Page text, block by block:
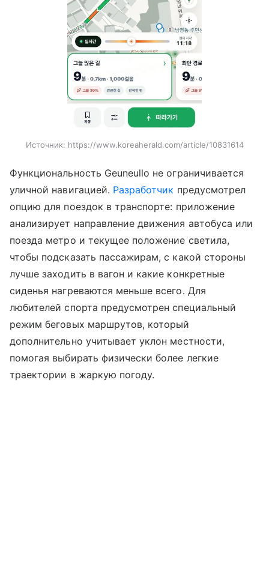
Источник: https://www.koreaherald.com/article/10831614
Функциональность Geuneullo не ограничивается
уличной навигацией. Разработчик предусмотрел
опцию для поездок в транспорте: приложение
анализирует направление движения автобуса или
поезда метро и текущее положение светила,
чтобы подсказать пассажирам, с какой стороны
лучше заходить в вагон и какие конкретные
сиденья нагреваются меньше всего. Для
любителей спорта предусмотрен специальный
режим беговых маршрутов, который
дополнительно учитывает уклон местности,
помогая выбирать физически более легкие
траектории в жаркую погоду.